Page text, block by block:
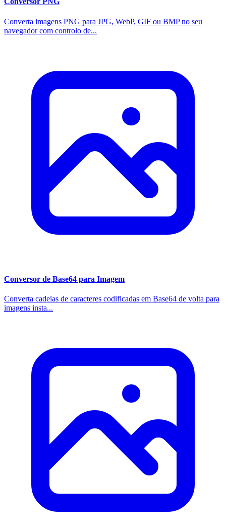
Converta imagens PNG para JPG, WebP, GIF ou BMP no seu
navegador com controlo de...
Conversor de Base64 para Imagem
Converta cadeias de caracteres codificadas em Base64 de volta para
imagens insta...